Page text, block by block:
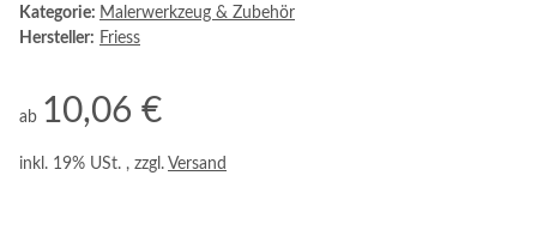
Kategorie: Malerwerkzeug & Zubehör
Hersteller: Friess
ab 10,06 €
inkl. 19% USt. , zzgl. Versand